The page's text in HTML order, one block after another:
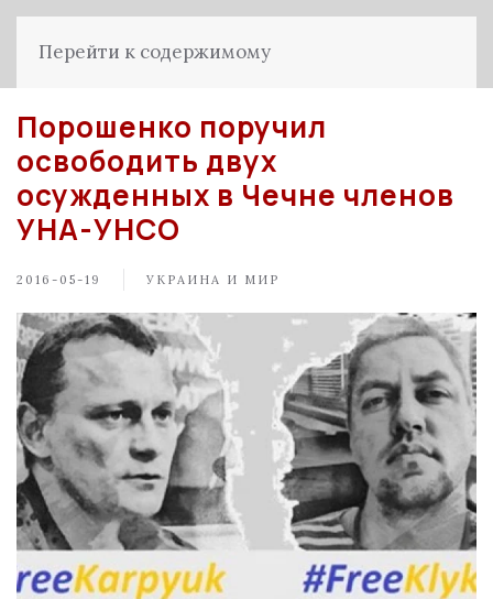
Перейти к содержимому
Порошенко поручил
освободить двух
осужденных в Чечне членов
УНА-УНСО
2016-05-19 УКРАИНА И МИР